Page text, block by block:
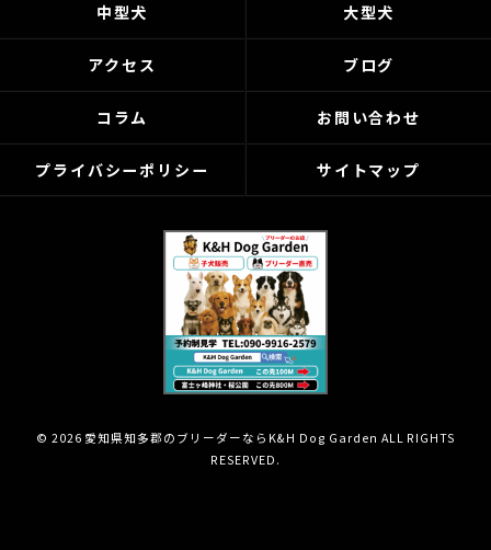
中型犬 大型犬
アクセス ブログ
コラム お問い合わせ
プライバシーポリシー サイトマップ
© 2026 愛知県知多郡のブリーダーならK&H Dog Garden ALL RIGHTS
RESERVED.